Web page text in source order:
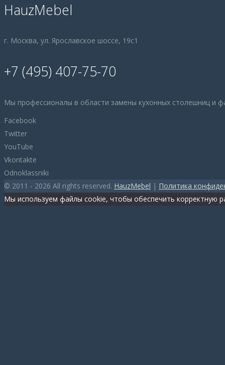
HauzMebel
г. Москва, ул. Ярославское шоссе, 19с1
+7 (495) 407-75-70
Мы профессионалы в области замены кухонных столешниц и
Facebook
Twitter
YouTube
Vkontakte
Odnoklassniki
© 2011 - 2026 All rights reserved. HauzMebel | Политика
Мы используем файлы cookie, чтобы обеспечить корректную